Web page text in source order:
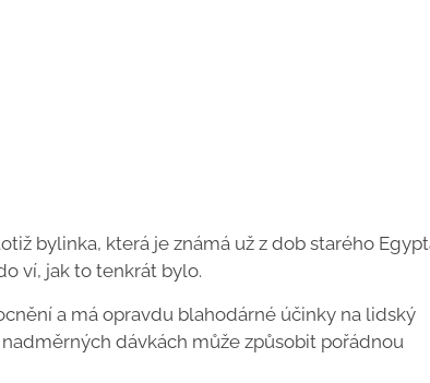
bylinka, která je známá už z dob starého
ví, jak to tenkrát bylo.
a má opravdu blahodárné účinky na lidský
dávkách může způsobit pořádnou